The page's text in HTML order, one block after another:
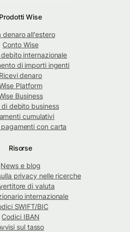
Prodotti Wise
denaro all'estero
Conto Wise
internazionale
di importi ingenti
Ricevi denaro
Platform
Business
di debito business
cumulativi
con carta
Risorse
News e blog
privacy nelle ricerche
di valuta
internazionale
SWIFT/BIC
Codici IBAN
sul tasso